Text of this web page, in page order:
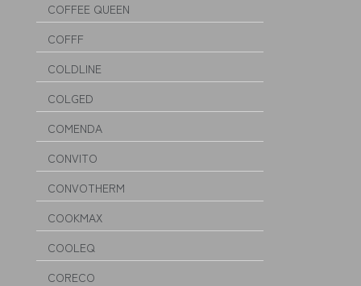
COFFEE QUEEN
COFFF
COLDLINE
COLGED
COMENDA
CONVITO
CONVOTHERM
COOKMAX
COOLEQ
CORECO